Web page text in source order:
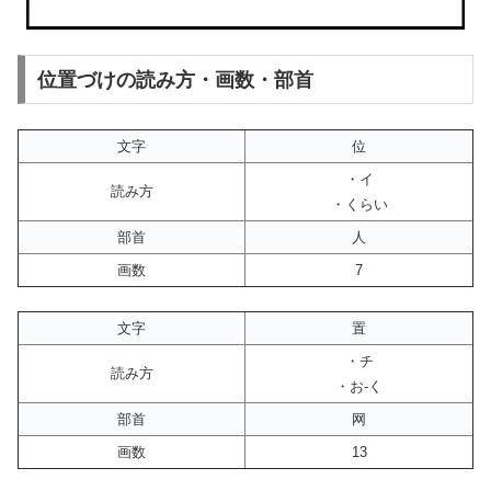
位置づけの読み方・画数・部首
文字 位
読み方
・イ
・くらい
部首
人
画数
7
文字 置
読み方
・チ
・お-く
部首
网
画数
13